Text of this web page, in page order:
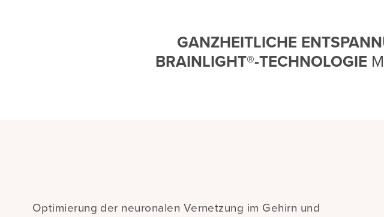
GANZHEITLICHE
BRAINLIGHT®-TECHNOLOGIE
Optimierung der neuronalen Vernetzung im Gehirn und